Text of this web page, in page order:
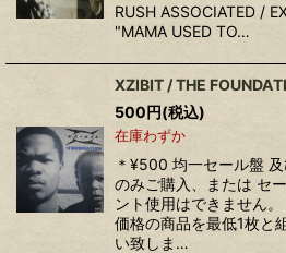
RUSH ASSOCIATED /
"MAMA USED TO…
XZIBIT / THE
500円(税込)
在庫わずか
＊¥500 均一セール盤
のみご購入、または セ
ント使用はできません
価格の商品を最低1枚と
い致しま…